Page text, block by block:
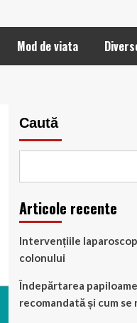
Mod de viata
Caută
Articole recente
Intervențiile
colonului
Îndepărtarea
recomandată și cum